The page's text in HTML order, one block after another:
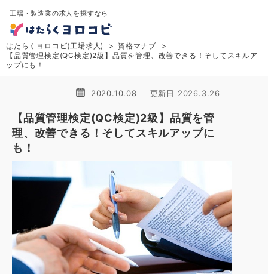
工場・製造業の求人を探すなら
はたらくヨロコビ(工場求人)
資格マナブ
【品質管理検定(QC検定)2級】品質を管理、改善できる！そしてスキルア
ップにも！
2020.10.08 更新日 2026.3.26
【品質管理検定(QC検定)2級】品質を管
理、改善できる！そしてスキルアップに
も！